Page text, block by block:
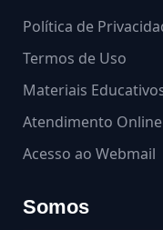
Política de
Termos de Uso
Materiais
Atendimento Online
Acesso ao Webmail
Somos